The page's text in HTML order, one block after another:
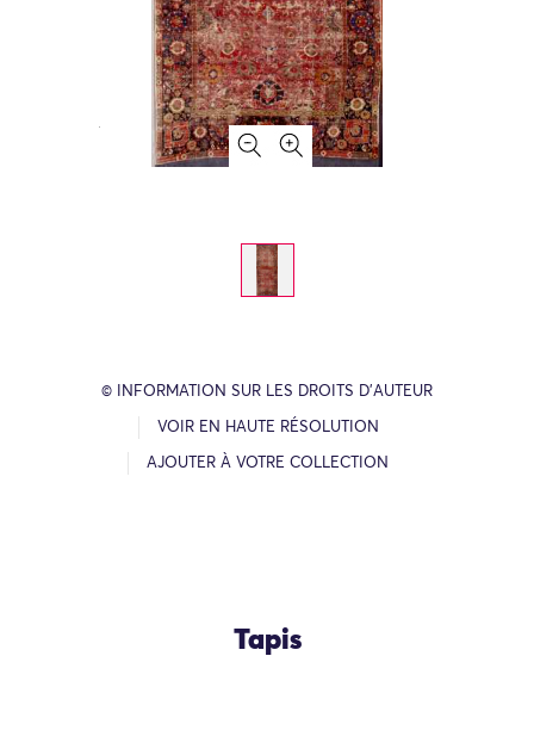
© INFORMATION SUR LES DROITS D’AUTEUR
VOIR EN HAUTE RÉSOLUTION
AJOUTER À VOTRE COLLECTION
Tapis